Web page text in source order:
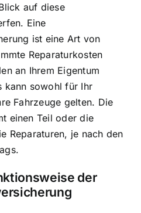
auf diese
Eine
ist eine Art von
Reparaturkosten
an Ihrem Eigentum
kann sowohl für Ihr
Fahrzeuge gelten. Die
einen Teil oder die
Reparaturen, je nach den
der